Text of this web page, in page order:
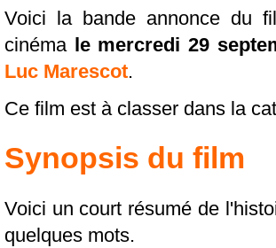
Voici la bande annonce du
cinéma le mercredi 29
Luc Marescot.
Ce film est à classer dans la
Synopsis du film
Voici un court résumé de
quelques mots.